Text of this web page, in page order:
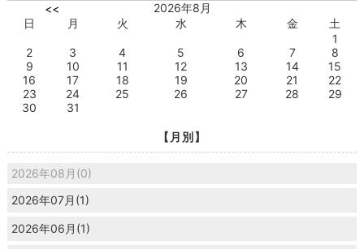
<<
2026年8月
日
月 火 水 木 金
土
1
2
3 4 5 6 7
8
9
10 11 12 13 14
15
16
17 18 19 20 21
22
23
24 25 26 27 28
29
30
31
【月別】
2026年08月(0)
2026年07月(1)
2026年06月(1)